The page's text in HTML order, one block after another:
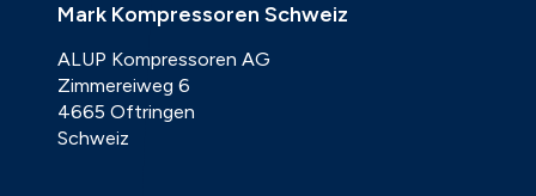
Mark Kompressoren Schweiz
ALUP Kompressoren AG
Zimmereiweg 6
4665 Oftringen
Schweiz